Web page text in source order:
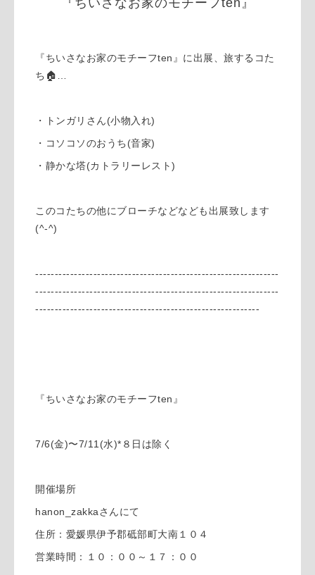
『ちいさなお家のモチーフten』に出展、旅するコた
ち🏠…
・トンガリさん(小物入れ)
・コソコソのおうち(音家)
・静かな塔(カトラリーレスト)
このコたちの他にブローチなどなども出展致します
(^-^)
---------------------------------------------------------------
---------------------------------------------------------------
----------------------------------------------------------
『ちいさなお家のモチーフten』
7/6(金)〜7/11(水)*８日は除く
開催場所
hanon_zakkaさんにて
住所：愛媛県伊予郡砥部町大南１０４
営業時間：１０：００～１７：００